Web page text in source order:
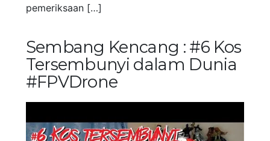
pemeriksaan […]
Sembang Kencang : #6 Kos
Tersembunyi dalam Dunia
#FPVDrone